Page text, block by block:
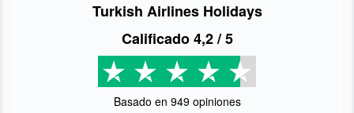
Turkish Airlines Holidays
Calificado4,2/ 5
Basado en 949opiniones